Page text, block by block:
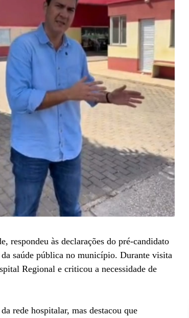
respondeu às declarações do pré-candidato
saúde pública no município. Durante visita
Regional e criticou a necessidade de
rede hospitalar, mas destacou que